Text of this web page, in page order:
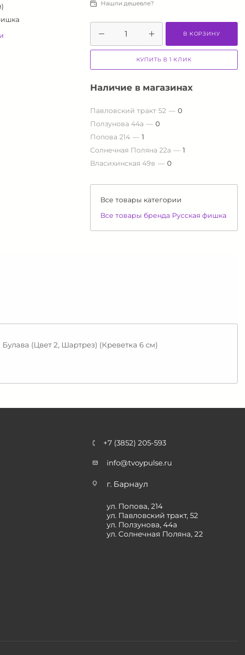
Нашли дешевле?
В КОРЗИНУ
КУПИТЬ В 1 КЛИК
Наличие в магазинах
Павловский тракт 52
0
Ползунова 44а
0
Попова 214
1
Солнечная Поляна 22а
1
Власихинская 49в
0
Все товары категории
Все товары бренда Русская фишка
(Цвет 2, Шартрез) (Креветка 6 см)
+7 (3852) 205-593
info@tvoypulse.ru
г. Барнаул
ул. Попова, 214
ул. Павловский тракт, 52
ул. Ползунова, 44а
ул. Солнечная Поляна, 22